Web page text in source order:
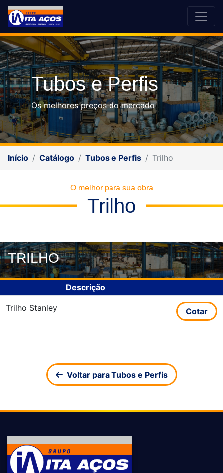
Tubos e Perfis
Os melhores preços do mercado
Início Catálogo Tubos e Perfis Trilho
O melhor para sua obra
Trilho
TRILHO
Descrição
Trilho Stanley Cotar
Voltar para Tubos e Perfis